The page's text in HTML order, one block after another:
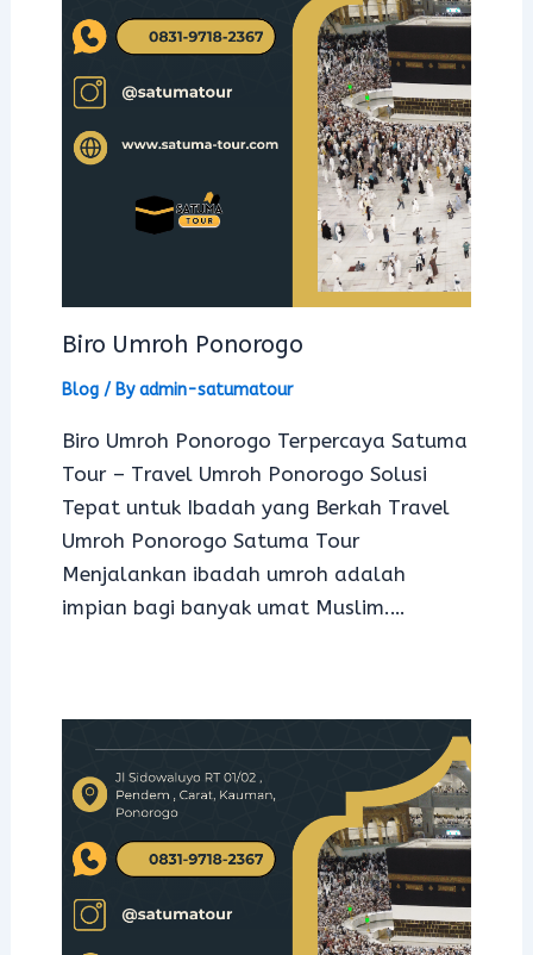
Biro Umroh Ponorogo
Blog/ Byadmin-satumatour
Biro Umroh Ponorogo Terpercaya Satuma
Tour – Travel Umroh Ponorogo Solusi
Tepat untuk Ibadah yang Berkah Travel
Umroh Ponorogo Satuma Tour
Menjalankan ibadah umroh adalah
impian bagi banyak umat Muslim.…